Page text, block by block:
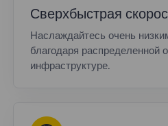
Сверхбыстрая
Наслаждайтесь очень
благодаря распределенной
инфраструктуре.